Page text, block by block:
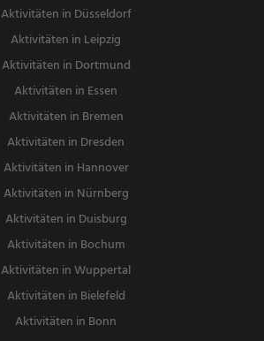
Aktivitäten in Düsseldorf
Aktivitäten in Leipzig
Aktivitäten in Dortmund
Aktivitäten in Essen
Aktivitäten in Bremen
Aktivitäten in Dresden
Aktivitäten in Hannover
Aktivitäten in Nürnberg
Aktivitäten in Duisburg
Aktivitäten in Bochum
Aktivitäten in Wuppertal
Aktivitäten in Bielefeld
Aktivitäten in Bonn